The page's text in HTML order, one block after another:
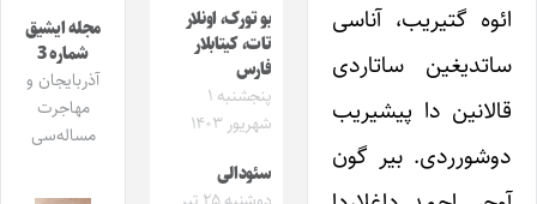
ائوه گتیریب، آناسی
ساتدیغین ساتاردی
قالانین دا پیشیریب
دوشورردی. بیر گون
بو تورک، اونلار
تات، کیتابلار
فارس
پنجشنبه ۱
شهریور ۱۴۰۳
سئودالی
مجله ایشیق
شماره 3
آذربایجان و
مهاجرت
مساله‌سی